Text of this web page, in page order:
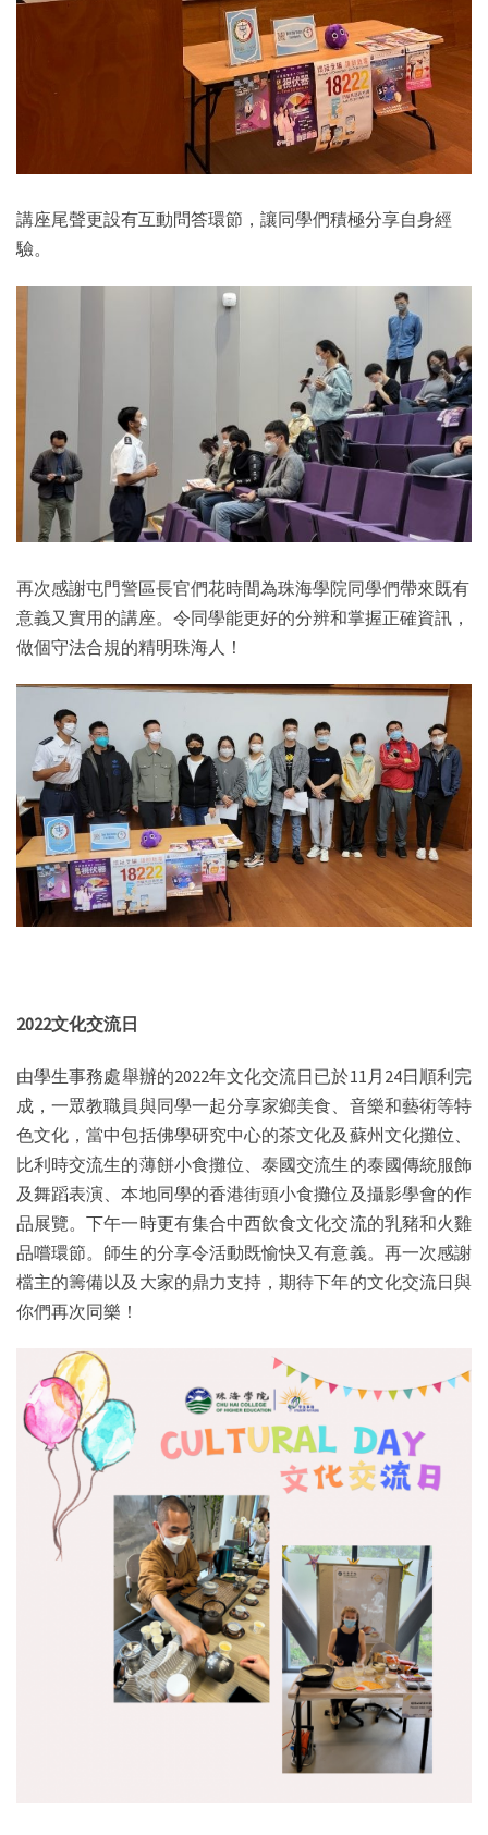
講座尾聲更設有互動問答環節，讓同學們積極分享自身經
驗。
再次感謝屯門警區長官們花時間為珠海學院同學們帶來既有
意義又實用的講座。令同學能更好的分辨和掌握正確資訊，
做個守法合規的精明珠海人！
2022文化交流日
由學生事務處舉辦的2022年文化交流日已於11月24日順利完
成，一眾教職員與同學一起分享家鄉美食、音樂和藝術等特
色文化，當中包括佛學研究中心的茶文化及蘇州文化攤位、
比利時交流生的薄餅小食攤位、泰國交流生的泰國傳統服飾
及舞蹈表演、本地同學的香港街頭小食攤位及攝影學會的作
品展覽。下午一時更有集合中西飲食文化交流的乳豬和火雞
品嚐環節。師生的分享令活動既愉快又有意義。再一次感謝
檔主的籌備以及大家的鼎力支持，期待下年的文化交流日與
你們再次同樂！